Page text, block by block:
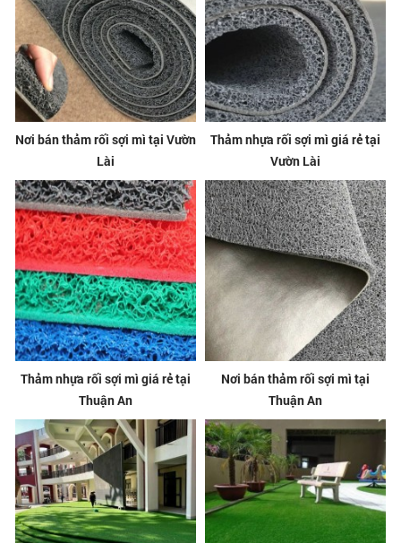
Nơi bán thảm rối sợi mì tại Vườn
Lài
Thảm nhựa rối sợi mì giá rẻ tại
Vườn Lài
Thảm nhựa rối sợi mì giá rẻ tại
Thuận An
Nơi bán thảm rối sợi mì tại
Thuận An